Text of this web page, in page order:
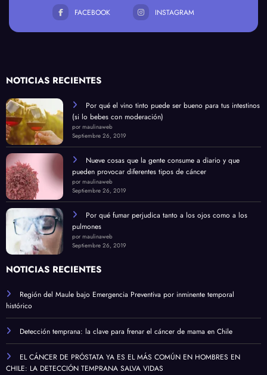
FACEBOOK INSTAGRAM
NOTICIAS RECIENTES
Por qué el vino tinto puede ser bueno para tus intestinos
(si lo bebes con moderación)
por maulinaweb
Septiembre 26, 2019
Nueve cosas que la gente consume a diario y que
pueden provocar diferentes tipos de cáncer
por maulinaweb
Septiembre 26, 2019
Por qué fumar perjudica tanto a los ojos como a los
pulmones
por maulinaweb
Septiembre 26, 2019
NOTICIAS RECIENTES
Región del Maule bajo Emergencia Preventiva por inminente temporal
histórico
Detección temprana: la clave para frenar el cáncer de mama en Chile
EL CÁNCER DE PRÓSTATA YA ES EL MÁS COMÚN EN HOMBRES EN
CHILE: LA DETECCIÓN TEMPRANA SALVA VIDAS